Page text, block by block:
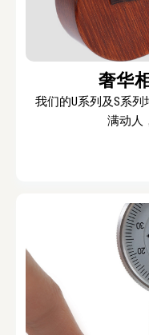
奢华
我们的U系列及S系
满动人